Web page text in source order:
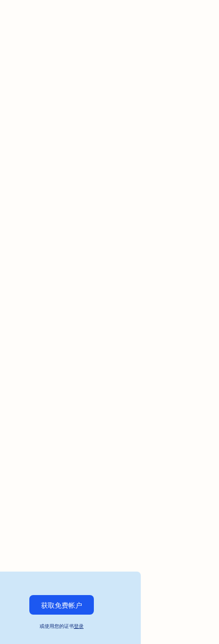
获取免费帐户
或使用您的证书登录